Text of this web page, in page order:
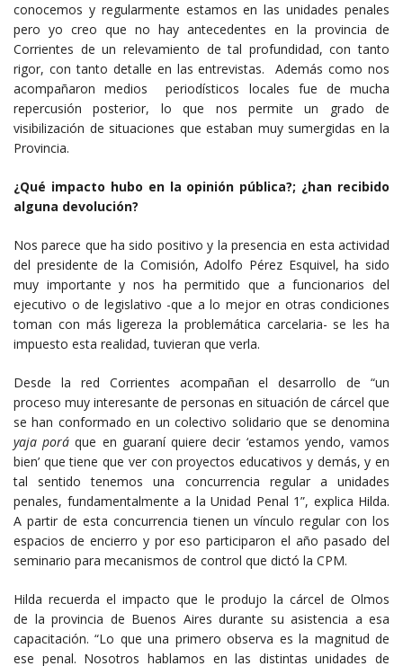
conocemos y regularmente estamos en las unidades penales
pero yo creo que no hay antecedentes en la provincia de
Corrientes de un relevamiento de tal profundidad, con tanto
rigor, con tanto detalle en las entrevistas. Además como nos
acompañaron medios periodísticos locales fue de mucha
repercusión posterior, lo que nos permite un grado de
visibilización de situaciones que estaban muy sumergidas en la
Provincia.
¿Qué impacto hubo en la opinión pública?; ¿han recibido
alguna devolución?
Nos parece que ha sido positivo y la presencia en esta actividad
del presidente de la Comisión, Adolfo Pérez Esquivel, ha sido
muy importante y nos ha permitido que a funcionarios del
ejecutivo o de legislativo -que a lo mejor en otras condiciones
toman con más ligereza la problemática carcelaria- se les ha
impuesto esta realidad, tuvieran que verla.
Desde la red Corrientes acompañan el desarrollo de “un
proceso muy interesante de personas en situación de cárcel que
se han conformado en un colectivo solidario que se denomina
yaja porá que en guaraní quiere decir ‘estamos yendo, vamos
bien’ que tiene que ver con proyectos educativos y demás, y en
tal sentido tenemos una concurrencia regular a unidades
penales, fundamentalmente a la Unidad Penal 1”, explica Hilda.
A partir de esta concurrencia tienen un vínculo regular con los
espacios de encierro y por eso participaron el año pasado del
seminario para mecanismos de control que dictó la CPM.
Hilda recuerda el impacto que le produjo la cárcel de Olmos
de la provincia de Buenos Aires durante su asistencia a esa
capacitación. “Lo que una primero observa es la magnitud de
ese penal. Nosotros hablamos en las distintas unidades de